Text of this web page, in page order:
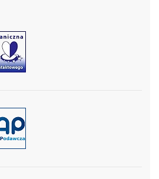
czytaj więcej
czytaj więcej